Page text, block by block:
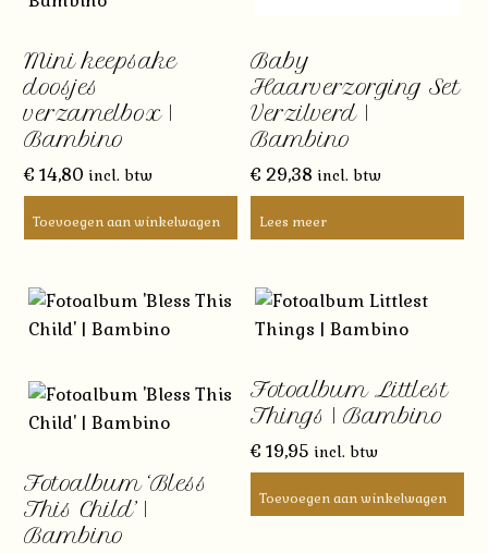
Mini keepsake
doosjes
verzamelbox |
Bambino
€ 14,80 incl. btw
Toevoegen aan winkelwagen
Baby
Haarverzorging Set
Verzilverd |
Bambino
€ 29,38 incl. btw
Lees meer
Fotoalbum ‘Bless
This Child’ |
Bambino
Fotoalbum Littlest
Things | Bambino
€ 19,95 incl. btw
Toevoegen aan winkelwagen